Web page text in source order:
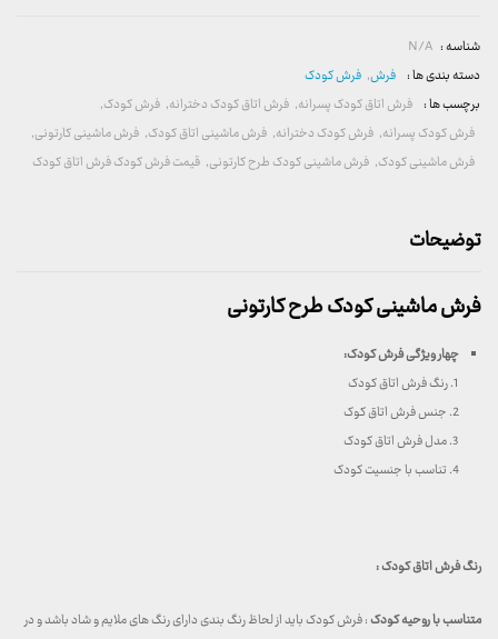
شناسه : N/A
دسته بندی ها : فرش, فرش کودک
برچسب ها : فرش اتاق کودک پسرانه, فرش اتاق کودک دخترانه, فرش کودک,
فرش کودک پسرانه, فرش کودک دخترانه, فرش ماشینی اتاق کودک, فرش ماشینی کارتونی,
فرش ماشینی کودک, فرش ماشینی کودک طرح کارتونی, قیمت فرش کودک فرش اتاق کودک
توضیحات
فرش ماشینی کودک طرح کارتونی
چهار ویژگی فرش کودک:
1. رنگ فرش اتاق کودک
2. جنس فرش اتاق کوک
3. مدل فرش اتاق کودک
4. تناسب با جنسیت کودک
رنگ فرش اتاق کودک :
متناسب با روحیه کودک: فرش کودک باید از لحاظ رنگ بندی دارای رنگ های ملایم و شاد باشد و در